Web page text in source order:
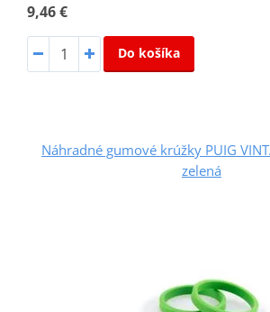
9,46 €
Do košíka
Náhradné gumové krúžky PUIG
zelená